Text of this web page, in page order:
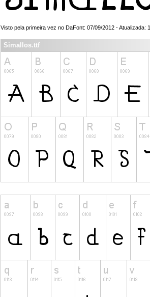
Visto pela primeira vez no DaFont: 07/09/2012 - Atualizada:
Simallos.ttf